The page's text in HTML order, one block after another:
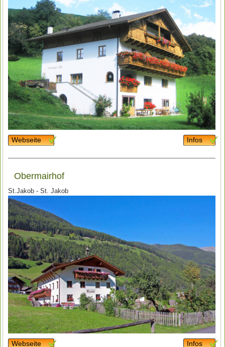
Webseite Infos
Obermairhof
St.Jakob - St. Jakob
Webseite Infos